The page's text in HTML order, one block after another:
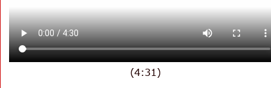
(4:31)